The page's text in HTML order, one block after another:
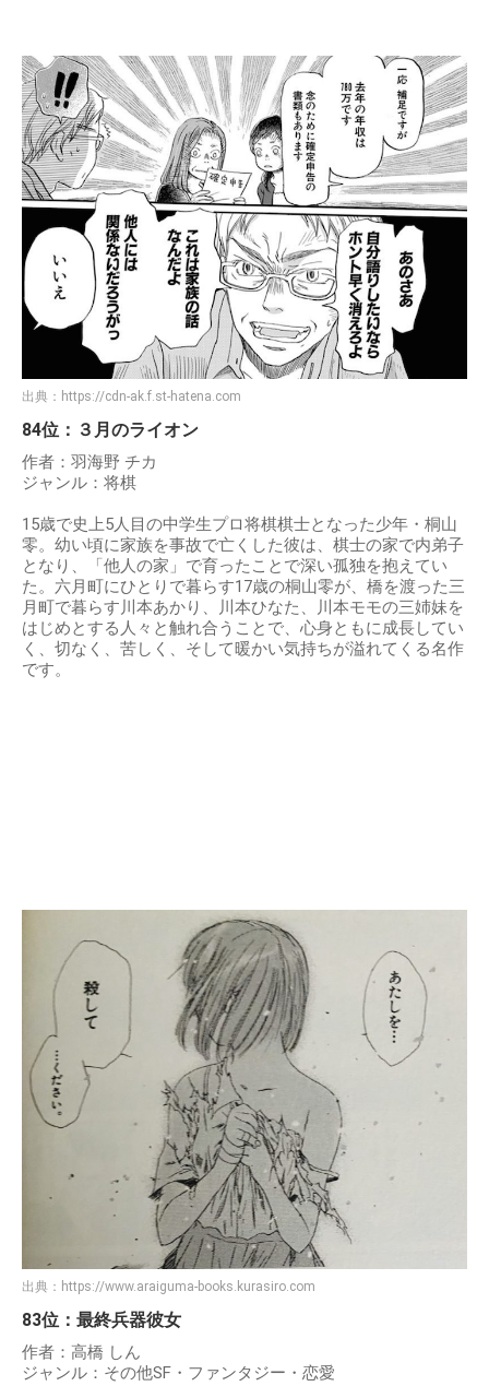
出典： https://cdn-ak.f.st-hatena.com
84位：３月のライオン
作者：羽海野 チカ
ジャンル：将棋
15歳で史上5人目の中学生プロ将棋棋士となった少年・桐山
零。幼い頃に家族を事故で亡くした彼は、棋士の家で内弟子
となり、「他人の家」で育ったことで深い孤独を抱えてい
た。六月町にひとりで暮らす17歳の桐山零が、橋を渡った三
月町で暮らす川本あかり、川本ひなた、川本モモの三姉妹を
はじめとする人々と触れ合うことで、心身ともに成長してい
く、切なく、苦しく、そして暖かい気持ちが溢れてくる名作
です。
出典： https://www.araiguma-books.kurasiro.com
83位：最終兵器彼女
作者：高橋 しん
ジャンル：その他SF・ファンタジー・恋愛